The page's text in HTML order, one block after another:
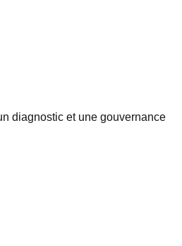
diagnostic et une gouvernance